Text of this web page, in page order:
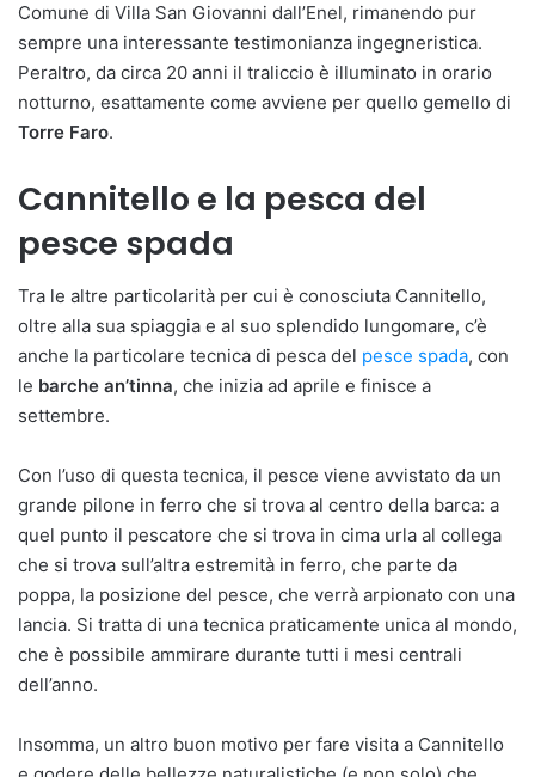
Comune di Villa San Giovanni dall’Enel, rimanendo pur
sempre una interessante testimonianza ingegneristica.
Peraltro, da circa 20 anni il traliccio è illuminato in orario
notturno, esattamente come avviene per quello gemello di
Torre Faro.
Cannitello e la pesca del
pesce spada
Tra le altre particolarità per cui è conosciuta Cannitello,
oltre alla sua spiaggia e al suo splendido lungomare, c’è
anche la particolare tecnica di pesca del pesce spada, con
le barche an’tinna, che inizia ad aprile e finisce a
settembre.
Con l’uso di questa tecnica, il pesce viene avvistato da un
grande pilone in ferro che si trova al centro della barca: a
quel punto il pescatore che si trova in cima urla al collega
che si trova sull’altra estremità in ferro, che parte da
poppa, la posizione del pesce, che verrà arpionato con una
lancia. Si tratta di una tecnica praticamente unica al mondo,
che è possibile ammirare durante tutti i mesi centrali
dell’anno.
Insomma, un altro buon motivo per fare visita a Cannitello